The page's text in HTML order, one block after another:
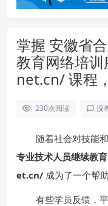
掌握 安徽省
教育网络培
net.cn/ 课程
230次阅读 没
随着社会对技能
专业技术人员继续教
et.cn/ 成为了一个帮
有些学员反馈，